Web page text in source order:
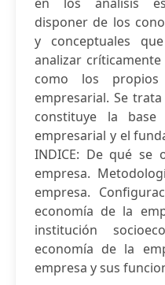
disponer de los
y conceptuales
analizar
como los propios
empresarial. Se
constituye la base
empresarial y el
INDICE: De qué se
empresa.
empresa.
economía de la
institución
economía de la
empresa y sus